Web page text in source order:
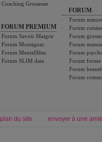
Coaching Grossesse
FORUM PREMIUM
Forum Savoir Maigrir
Forum Montignac
Forum MentalSlim
Forum SLIM data
FORUM
Forum
Forum
Forum
Forum
Forum
Forum forme
Forum beauté
Forum
plan du site envoyer à une amie